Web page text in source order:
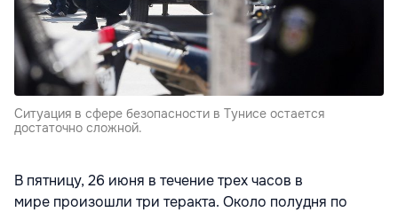
Ситуация в сфере безопасности в Тунисе остается
достаточно сложной.
В пятницу, 26 июня в течение трех часов в
мире произошли три теракта. Около полудня по